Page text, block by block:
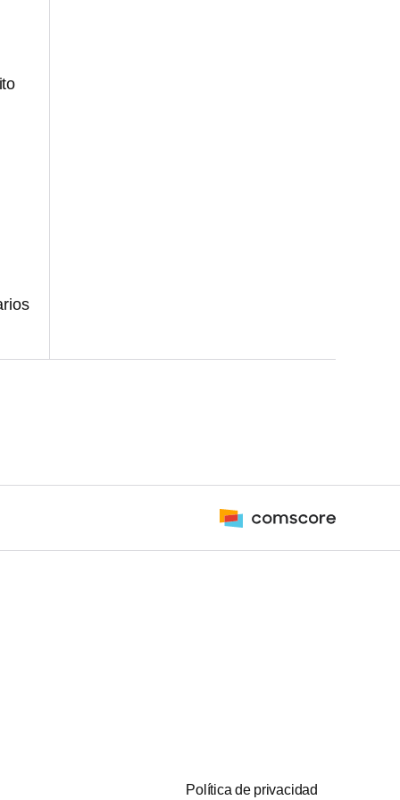
Política de privacidad